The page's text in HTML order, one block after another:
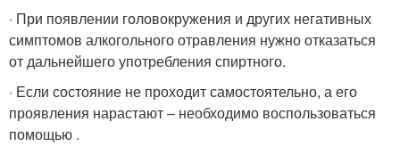
· При появлении головокружения и других негативных
симптомов алкогольного отравления нужно отказаться
от дальнейшего употребления спиртного.
· Если состояние не проходит самостоятельно, а его
проявления нарастают – необходимо воспользоваться
помощью .